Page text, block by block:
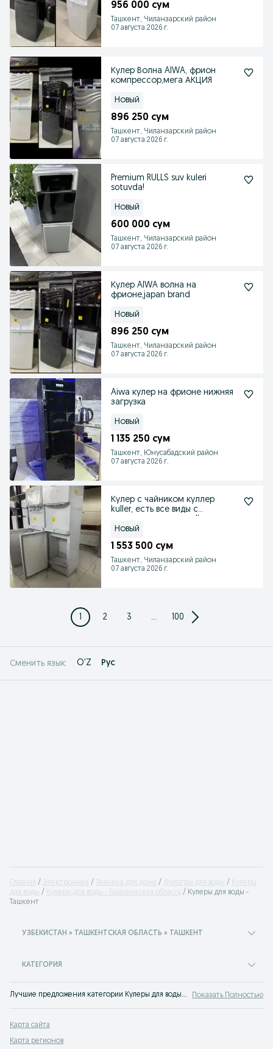
956 000 сум
Ташкент, Чиланзарский район
07 августа 2026 г.
Кулер Волна AIWA, фрион
компрессор,мега АКЦИЯ
Новый
896 250 сум
Ташкент, Чиланзарский район
07 августа 2026 г.
Premium RULLS suv kuleri
sotuvda!
Новый
600 000 сум
Ташкент, Чиланзарский район
07 августа 2026 г.
Кулер AIWA волна на
фрионе,japan brand
Новый
896 250 сум
Ташкент, Чиланзарский район
07 августа 2026 г.
Aiwa кулер на фрионе нижняя
загрузка
Новый
1 135 250 сум
Ташкент, Юнусабадский район
07 августа 2026 г.
Кулер с чайником куллер
kuller, есть все виды с
Новый
1 553 500 сум
Ташкент, Чиланзарский район
07 августа 2026 г.
1 2 3 ... 100
Сменить язык: O'Z Рус
Главная Электроника Техника для дома Фильтры для воды
Кулеры
для воды
Кулеры для воды - Ташкентская область
Кулеры для воды -
Ташкент
УЗБЕКИСТАН » ТАШКЕНТСКАЯ ОБЛАСТЬ » ТАШКЕНТ
КАТЕГОРИЯ
Лучшие предложения категории Кулеры для воды Ташкент. Большой выбор товаров и услуг по выгодным ценам на OLX! Множество предложений на OLX.uz! Показать Полностью
Карта сайта
Карта регионов